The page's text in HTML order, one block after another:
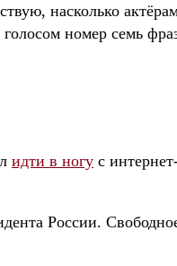
насколько
номер семь
идти в ногу с
России.